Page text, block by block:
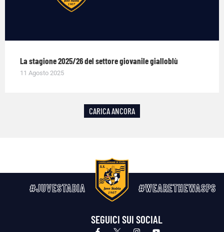
La stagione 2025/26 del settore giovanile gialloblù
11 Agosto 2025
CARICA ANCORA
#JUVESTABIA #WEARETHEWASPS
SEGUICI SUI SOCIAL